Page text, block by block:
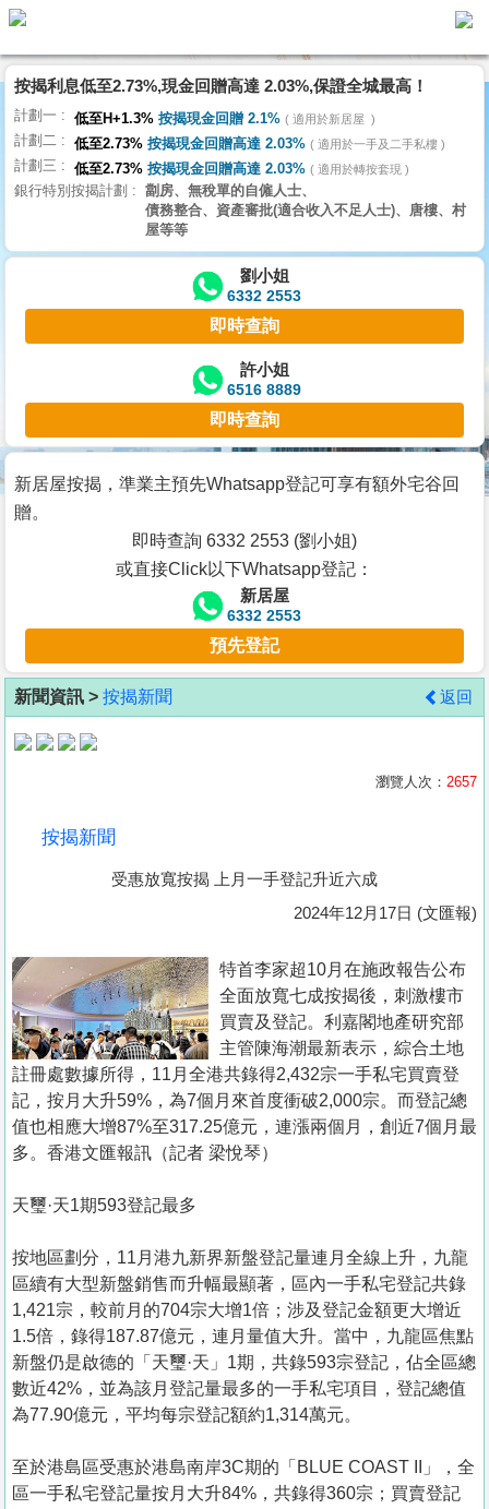
代
理
主
頁
搵
樓/
交
業
主
宅
谷
按
客
地
產
置
業
手
冊
關
於
們
按揭利息低至2.73%,現金回贈高達 2.03%,保證全城最高！
計劃一 低至H+1.3% 按揭現金回贈 2.1% 適用於新居屋
計劃二 低至2.73% 按揭現金回贈高達 2.03% 適用於一手及二手私樓
計劃三 低至2.73% 按揭現金回贈高達 2.03% 適用於轉按套現
銀行特別按揭計劃
劏房、無稅單的自僱人士、
債務整合、資產審批(適合收入不足人士)、唐樓、村
屋等等
劉小姐
6332 2553
即時查詢
許小姐
6516 8889
即時查詢
新居屋按揭，準業主預先Whatsapp登記可享有額外宅谷回
贈。
即時查詢 6332 2553 (劉小姐)
或直接Click以下Whatsapp登記：
新居屋
6332 2553
預先登記
新聞資訊 > 按揭新聞 返回
瀏覽人次： 2657
按揭新聞
受惠放寬按揭 上月一手登記升近六成
2024年12月17日 (文匯報)
特首李家超10月在施政報告公布
全面放寬七成按揭後，刺激樓市
買賣及登記。利嘉閣地產研究部
主管陳海潮最新表示，綜合土地
註冊處數據所得，11月全港共錄得2,432宗一手私宅買賣登
記，按月大升59%，為7個月來首度衝破2,000宗。而登記總
值也相應大增87%至317.25億元，連漲兩個月，創近7個月最
多。香港文匯報訊（記者 梁悅琴）
天璽·天1期593登記最多
按地區劃分，11月港九新界新盤登記量連月全線上升，九龍
區續有大型新盤銷售而升幅最顯著，區內一手私宅登記共錄
1,421宗，較前月的704宗大增1倍；涉及登記金額更大增近
1.5倍，錄得187.87億元，連月量值大升。當中，九龍區焦點
新盤仍是啟德的「天璽·天」1期，共錄593宗登記，佔全區總
數近42%，並為該月登記量最多的一手私宅項目，登記總值
為77.90億元，平均每宗登記額約1,314萬元。
至於港島區受惠於港島南岸3C期的「BLUE COAST II」，全
區一手私宅登記量按月大升84%，共錄得360宗；買賣登記